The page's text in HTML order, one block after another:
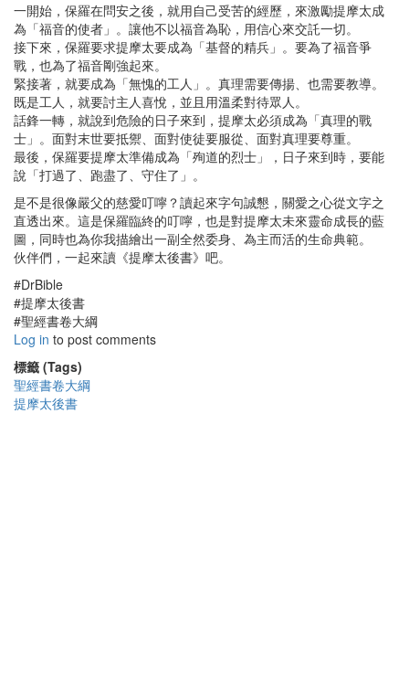
一開始，保羅在問安之後，就用自己受苦的經歷，來激勵提摩太成
為「福音的使者」。讓他不以福音為恥，用信心來交託一切。
接下來，保羅要求提摩太要成為「基督的精兵」。要為了福音爭
戰，也為了福音剛強起來。
緊接著，就要成為「無愧的工人」。真理需要傳揚、也需要教導。
既是工人，就要討主人喜悅，並且用溫柔對待眾人。
話鋒一轉，就說到危險的日子來到，提摩太必須成為「真理的戰
士」。面對末世要抵禦、面對使徒要服從、面對真理要尊重。
最後，保羅要提摩太準備成為「殉道的烈士」，日子來到時，要能
說「打過了、跑盡了、守住了」。
是不是很像嚴父的慈愛叮嚀？讀起來字句誠懇，關愛之心從文字之
直透出來。這是保羅臨終的叮嚀，也是對提摩太未來靈命成長的藍
圖，同時也為你我描繪出一副全然委身、為主而活的生命典範。
伙伴們，一起來讀《提摩太後書》吧。
#DrBible
#提摩太後書
#聖經書卷大綱
Log in to post comments
標籤 (Tags)
聖經書卷大綱
提摩太後書